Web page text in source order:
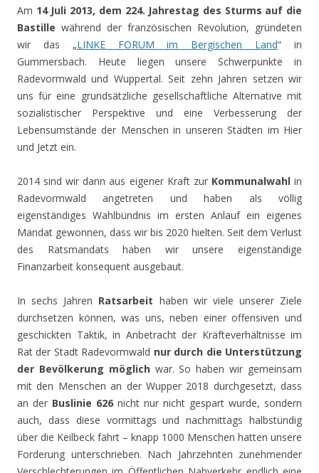
Am 14 Juli 2013, dem 224. Jahrestag des Sturms auf die
Bastille während der französischen Revolution, gründeten
wir das „LINKE FORUM im Bergischen Land“ in
Gummersbach. Heute liegen unsere Schwerpunkte in
Radevormwald und Wuppertal. Seit zehn Jahren setzen wir
uns für eine grundsätzliche gesellschaftliche Alternative mit
sozialistischer Perspektive und eine Verbesserung der
Lebensumstände der Menschen in unseren Städten im Hier
und Jetzt ein.
2014 sind wir dann aus eigener Kraft zur Kommunalwahlin
Radevormwald angetreten und haben als völlig
eigenständiges Wahlbündnis im ersten Anlauf ein eigenes
Mandat gewonnen, dass wir bis 2020 hielten. Seit dem Verlust
des Ratsmandats haben wir unsere eigenständige
Finanzarbeit konsequent ausgebaut.
In sechs Jahren Ratsarbeit haben wir viele unserer Ziele
durchsetzen können, was uns, neben einer offensiven und
geschickten Taktik, in Anbetracht der Kräfteverhältnisse im
Rat der Stadt Radevormwald nur durch die Unterstützung
der Bevölkerung möglichwar. So haben wir gemeinsam
mit den Menschen an der Wupper 2018 durchgesetzt, dass
an der Buslinie 626 nicht nur nicht gespart wurde, sondern
auch, dass diese vormittags und nachmittags halbstündig
über die Keilbeck fährt – knapp 1000 Menschen hatten unsere
Forderung unterschrieben. Nach Jahrzehnten zunehmender